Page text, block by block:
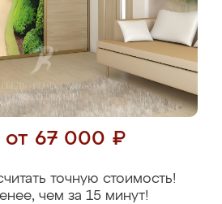
от 67 000 ₽
точную стоимость!
чем за 15 минут!